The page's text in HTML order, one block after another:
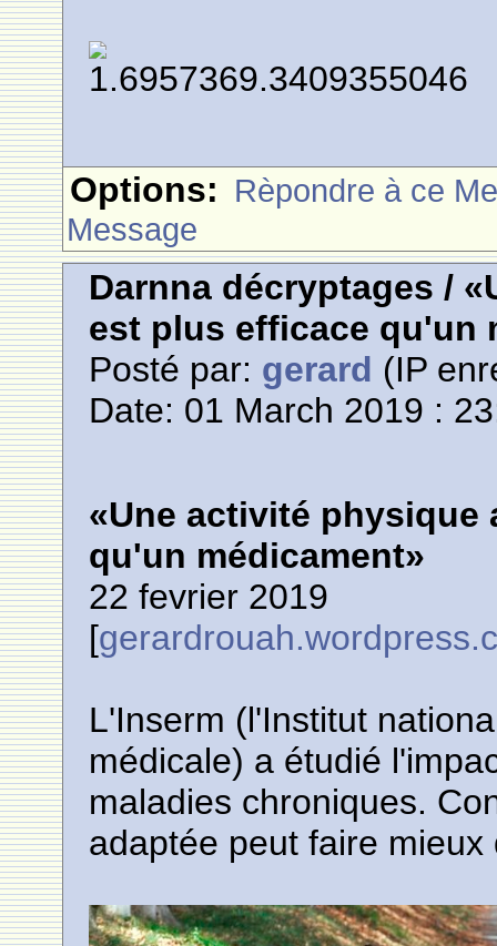
Options: Rèpondre à ce
Message
Darnna décryptages /
est plus efficace qu'un
Posté par: gerard (IP
Date: 01 March 2019 :
«Une activité physique
qu'un médicament»
22 fevrier 2019
[
L'Inserm (l'Institut
médicale) a étudié
maladies chroniques.
adaptée peut faire